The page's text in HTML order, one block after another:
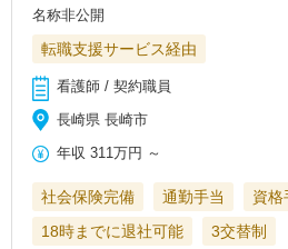
名称非公開
転職支援サービス経由
看護師 / 契約職員
長崎県 長崎市
年収 311万円 ～
社会保険完備 通勤手当
資格
18時までに退社可能
3交替制